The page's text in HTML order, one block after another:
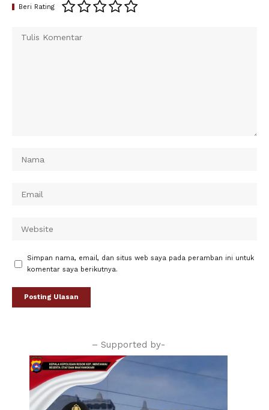
Beri Rating
Simpan nama, email, dan situs web saya pada peramban ini untuk
komentar saya berikutnya.
– Supported by-